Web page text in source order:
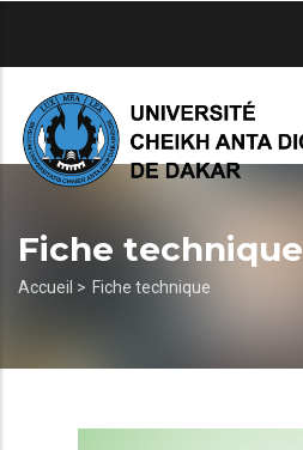
principal
Fiche technique
Fil
Accueil > Fiche technique